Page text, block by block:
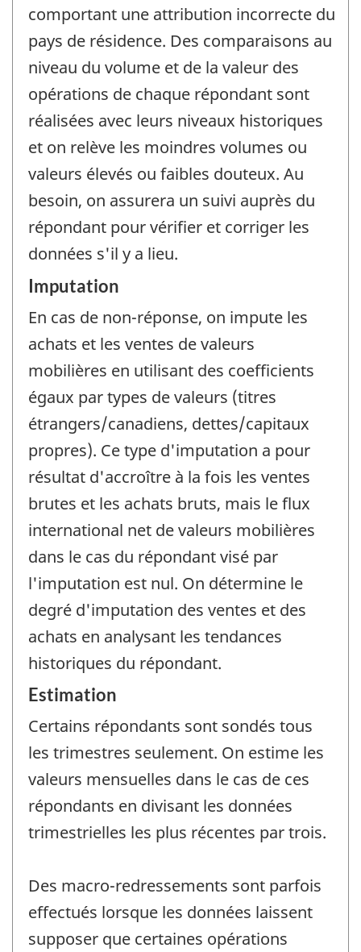
comportant une attribution incorrecte du
pays de résidence. Des comparaisons au
niveau du volume et de la valeur des
opérations de chaque répondant sont
réalisées avec leurs niveaux historiques
et on relève les moindres volumes ou
valeurs élevés ou faibles douteux. Au
besoin, on assurera un suivi auprès du
répondant pour vérifier et corriger les
données s'il y a lieu.
Imputation
En cas de non-réponse, on impute les
achats et les ventes de valeurs
mobilières en utilisant des coefficients
égaux par types de valeurs (titres
étrangers/canadiens, dettes/capitaux
propres). Ce type d'imputation a pour
résultat d'accroître à la fois les ventes
brutes et les achats bruts, mais le flux
international net de valeurs mobilières
dans le cas du répondant visé par
l'imputation est nul. On détermine le
degré d'imputation des ventes et des
achats en analysant les tendances
historiques du répondant.
Estimation
Certains répondants sont sondés tous
les trimestres seulement. On estime les
valeurs mensuelles dans le cas de ces
répondants en divisant les données
trimestrielles les plus récentes par trois.
Des macro-redressements sont parfois
effectués lorsque les données laissent
supposer que certaines opérations